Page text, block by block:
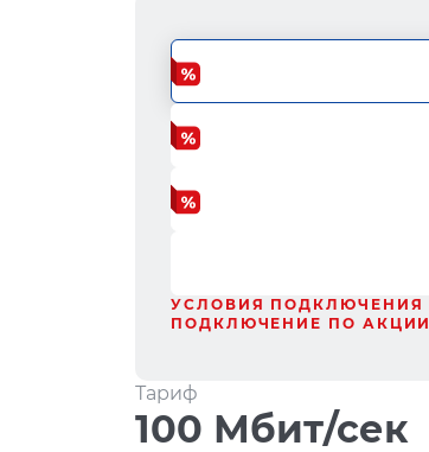
УСЛОВИЯ ПОДКЛЮЧЕНИЯ
ПОДКЛЮЧЕНИЕ ПО АКЦИИ
Тариф
100 Мбит/сек